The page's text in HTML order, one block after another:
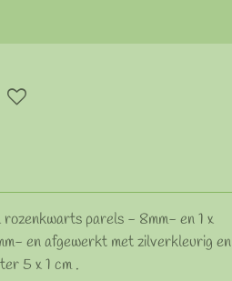
parels - 8mm- en 1 x
en afgewerkt met zilverkleurig en
5 x 1 cm .